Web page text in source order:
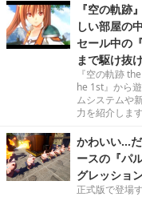
『空の軌跡
しい部屋の
セール中の
まで駆け抜
『空の軌跡
he 1st』から
ムシステムや
力を紹介します
かわいい…
ースの『パ
グレッショ
正式版で登場